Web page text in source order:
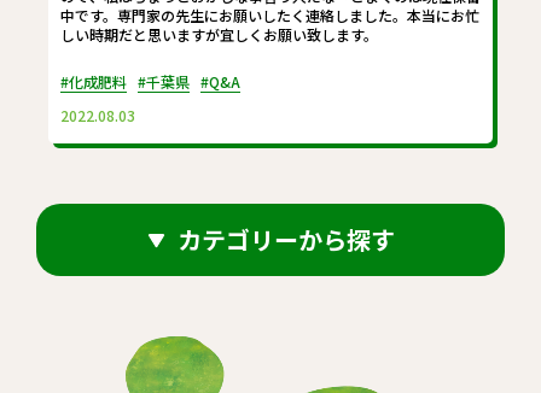
中です。専門家の先生にお願いしたく連絡しました。本当にお忙
しい時期だと思いますが宜しくお願い致します。
#化成肥料 #千葉県 #Q&A
2022.08.03
カテゴリーから探す